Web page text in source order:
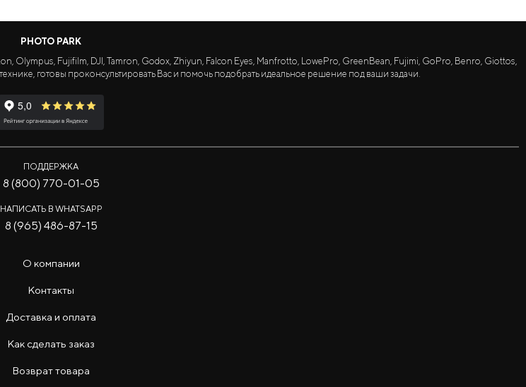
PHOTO PARK
Olympus, Fujifilm, DJI, Tamron, Godox, Zhiyun, Falcon Eyes, Manfrotto, LowePro, GreenBean, Fujimi, GoPro, Benro, Giottos,
готовы проконсультировать Вас и помочь подобрать идеальное решение под ваши задачи.
ПОДДЕРЖКА
8 (800) 770-01-05
НАПИСАТЬ В WHATSAPP
8 (965) 486-87-15
О компании
Контакты
Доставка и оплата
Как сделать заказ
Возврат товара